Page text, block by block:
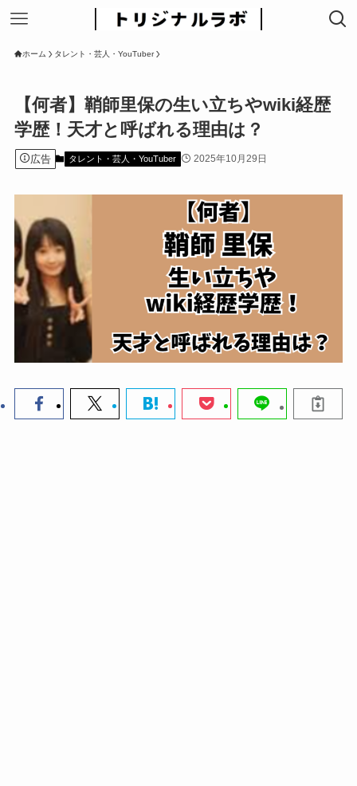
ホーム タレント・芸人・YouTuber
【何者】鞘師里保の生い立ちやwiki経歴
学歴！天才と呼ばれる理由は？
広告 タレント・芸人・YouTuber 2025年10月29日